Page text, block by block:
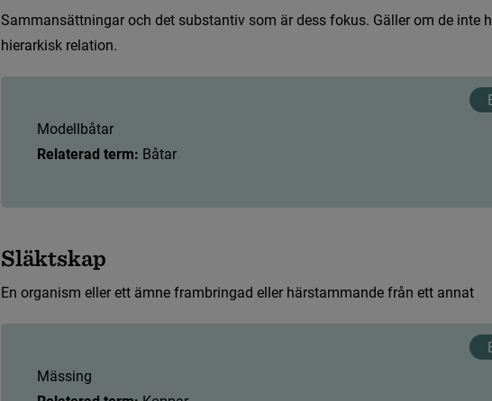
Sammansättningar och det substantiv som är dess fokus. Gäller om de inte h
hierarkisk relation.
Modellbåtar
Relaterad term: Båtar
Släktskap
En organism eller ett ämne frambringad eller härstammande från ett annat
Mässing